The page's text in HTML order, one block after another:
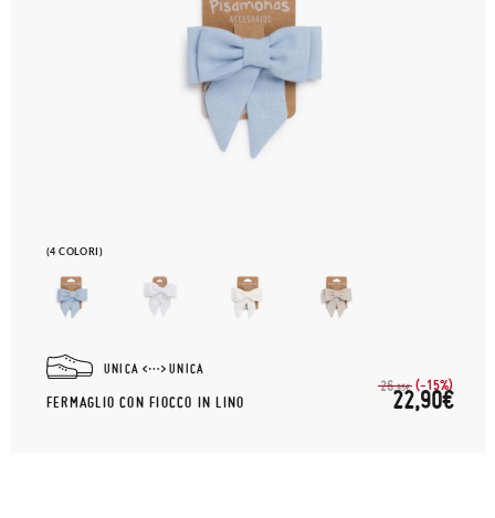
(4 COLORI)
UNICA UNICA
FERMAGLIO CON FIOCCO IN LINO
26,95€ (-15%)
22,90€